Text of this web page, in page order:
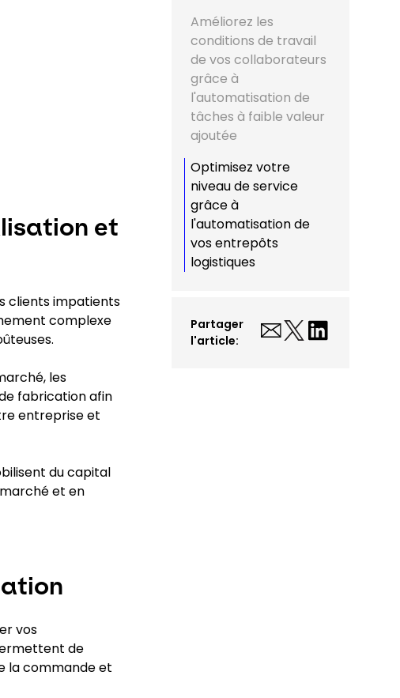
et
clients impatients
complexe
les
fabrication afin
entreprise et
du capital
et en
vos
de
la commande et
Améliorez les
conditions de travail
de vos collaborateurs
grâce à
l'automatisation de
tâches à faible valeur
ajoutée
Optimisez votre
niveau de service
grâce à
l'automatisation de
vos entrepôts
logistiques
Partager
l'article: